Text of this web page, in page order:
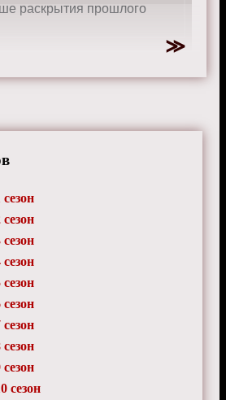
раскрытия прошлого
добавляющие
сезон